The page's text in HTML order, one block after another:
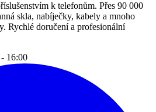
k telefonům. Přes 90 000
skla, nabíječky, kabely a mnoho
Rychlé doručení a profesionální
16:00